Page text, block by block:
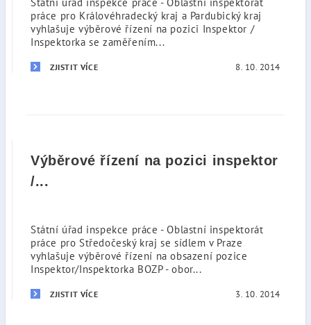
práce pro Královéhradecký kraj a Pardubický kraj
vyhlašuje výběrové řízení na pozici Inspektor /
Inspektorka se zaměřením...
ZJISTIT VÍCE 8. 10. 2014
Výběrové řízení na pozici inspektor
/...
Státní úřad inspekce práce - Oblastní inspektorát
práce pro Středočeský kraj se sídlem v Praze
vyhlašuje výběrové řízení na obsazení pozice
Inspektor/Inspektorka BOZP - obor...
ZJISTIT VÍCE 3. 10. 2014